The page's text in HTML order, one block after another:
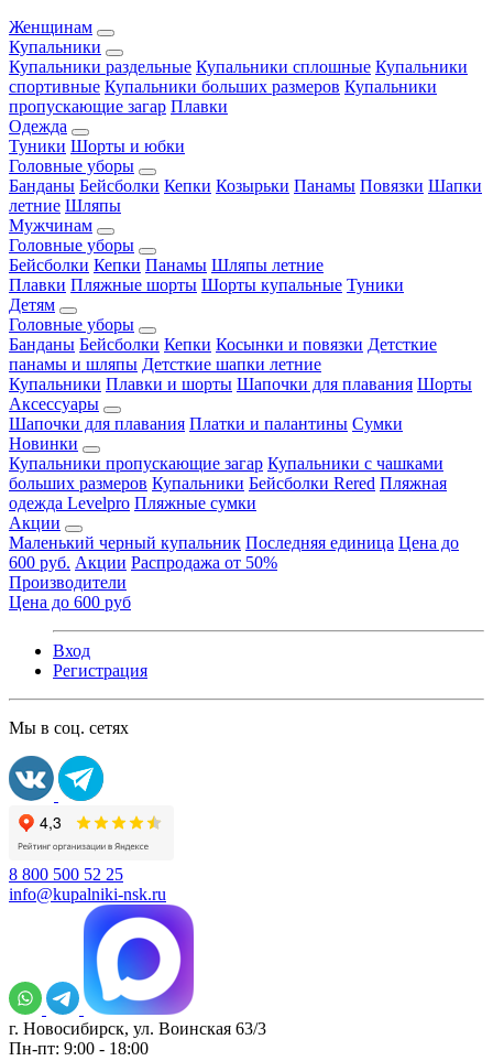
Женщинам
Купальники
Купальники раздельные Купальники сплошные Купальники
спортивные Купальники больших размеров Купальники
пропускающие загар Плавки
Одежда
Туники Шорты и юбки
Головные уборы
Банданы Бейсболки Кепки Козырьки Панамы Повязки Шапки
летние Шляпы
Мужчинам
Головные уборы
Бейсболки Кепки Панамы Шляпы летние
Плавки Пляжные шорты Шорты купальные Туники
Детям
Головные уборы
Банданы Бейсболки Кепки Косынки и повязки Детсткие
панамы и шляпы Детсткие шапки летние
Купальники Плавки и шорты Шапочки для плавания Шорты
Аксессуары
Шапочки для плавания Платки и палантины Сумки
Новинки
Купальники пропускающие загар Купальники с чашками
больших размеров Купальники Бейсболки Rered Пляжная
одежда Levelpro Пляжные сумки
Акции
Маленький черный купальник Последняя единица Цена до
600 руб. Акции Распродажа от 50%
Производители
Цена до 600 руб
Вход
Регистрация
Мы в соц. сетях
8 800 500 52 25
info@kupalniki-nsk.ru
г. Новосибирск, ул. Воинская 63/3
Пн-пт: 9:00 - 18:00